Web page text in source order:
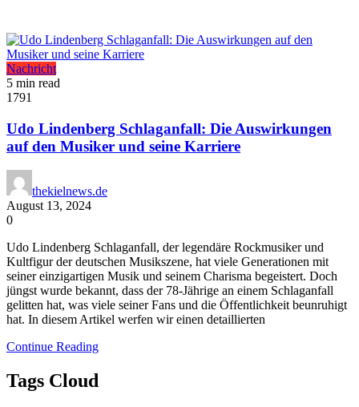
Nachricht
5 min read
1791
Udo Lindenberg Schlaganfall: Die Auswirkungen
auf den Musiker und seine Karriere
thekielnews.de
August 13, 2024
0
Udo Lindenberg Schlaganfall, der legendäre Rockmusiker und
Kultfigur der deutschen Musikszene, hat viele Generationen mit
seiner einzigartigen Musik und seinem Charisma begeistert. Doch
jüngst wurde bekannt, dass der 78-Jährige an einem Schlaganfall
gelitten hat, was viele seiner Fans und die Öffentlichkeit beunruhigt
hat. In diesem Artikel werfen wir einen detaillierten
Continue Reading
Tags Cloud